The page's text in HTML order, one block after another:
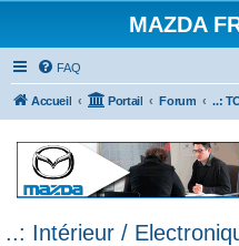
MAZDA
FAQ
Accueil Portail Forum
..: Intérieur /